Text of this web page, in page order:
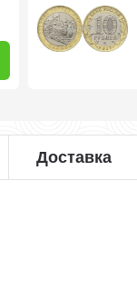
Доставка